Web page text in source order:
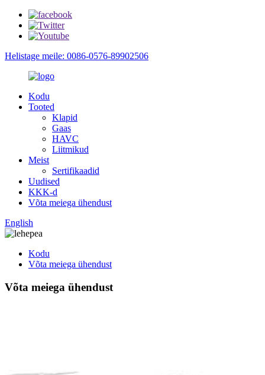
Helistage meile: 0086-0576-89902506
Kodu
Tooted
Klapid
Gaas
HAVC
Liitmikud
Meist
Sertifikaadid
Uudised
KKK-d
Võta meiega ühendust
English
Kodu
Võta meiega ühendust
Võta meiega ühendust